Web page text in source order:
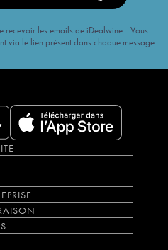
recevoir les emails de iDealwine. Vous
via le lien présent dans chaque message.